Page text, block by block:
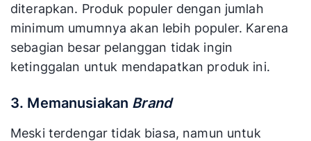
diterapkan. Produk populer dengan jumlah
minimum umumnya akan lebih populer. Karena
sebagian besar pelanggan tidak ingin
ketinggalan untuk mendapatkan produk ini.
3. Memanusiakan Brand
Meski terdengar tidak biasa, namun untuk